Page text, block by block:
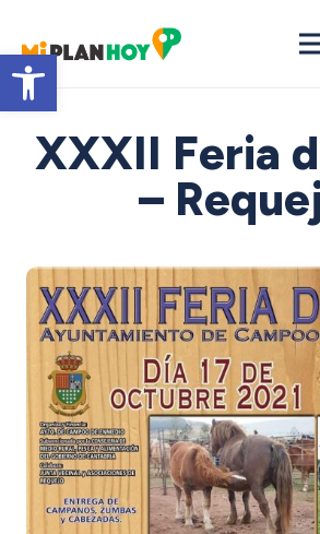
Abrir barra de herramientas
XXXII Feria
–